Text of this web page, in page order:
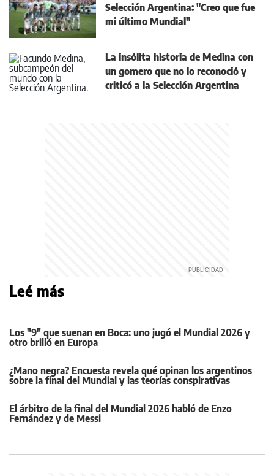
Selección Argentina: "Creo que fue
mi último Mundial"
La insólita historia de Medina con
un gomero que no lo reconoció y
criticó a la Selección Argentina
Leé más
Los "9" que suenan en Boca: uno jugó el Mundial 2026 y
otro brilló en Europa
¿Mano negra? Encuesta revela qué opinan los argentinos
sobre la final del Mundial y las teorías conspirativas
El árbitro de la final del Mundial 2026 habló de Enzo
Fernández y de Messi